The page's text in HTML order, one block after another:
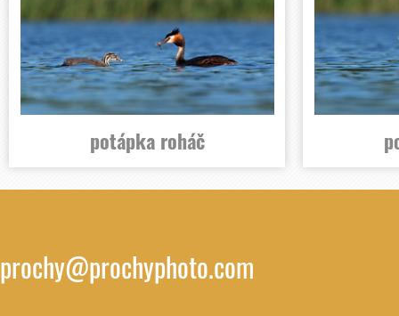
potápka roháč
prochy@prochyphoto.com